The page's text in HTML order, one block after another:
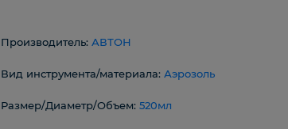
Производитель: АВТОН
Вид инструмента/материала: Аэрозоль
Размер/Диаметр/Объем: 520мл